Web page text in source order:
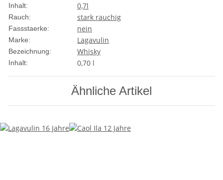
Inhalt: 0,7l
Rauch: stark rauchig
Fassstaerke: nein
Marke: Lagavulin
Bezeichnung: Whisky
Inhalt: 0,70 l
Ähnliche Artikel